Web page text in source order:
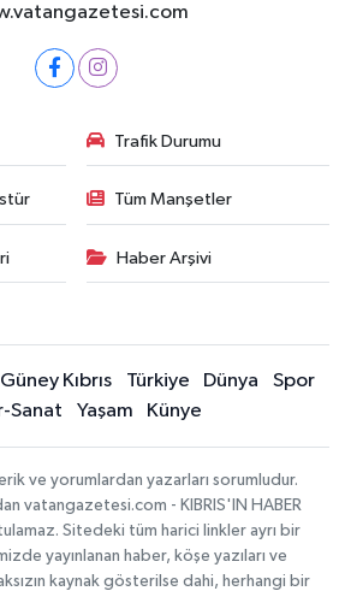
Trafik Durumu
Tüm Manşetler
Haber Arşivi
Güney Kıbrıs Türkiye Dünya
Spor
Sanat
Yaşam Künye
ve yorumlardan yazarları sorumludur.
vatangazetesi.com - KIBRIS'IN HABER
Sitedeki tüm harici linkler ayrı bir
yayınlanan haber, köşe yazıları ve
kaynak gösterilse dahi, herhangi bir